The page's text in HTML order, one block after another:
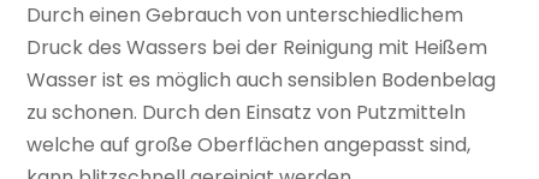
Durch einen Gebrauch von unterschiedlichem
Druck des Wassers bei der Reinigung mit Heißem
Wasser ist es möglich auch sensiblen Bodenbelag
zu schonen. Durch den Einsatz von Putzmitteln
welche auf große Oberflächen angepasst sind,